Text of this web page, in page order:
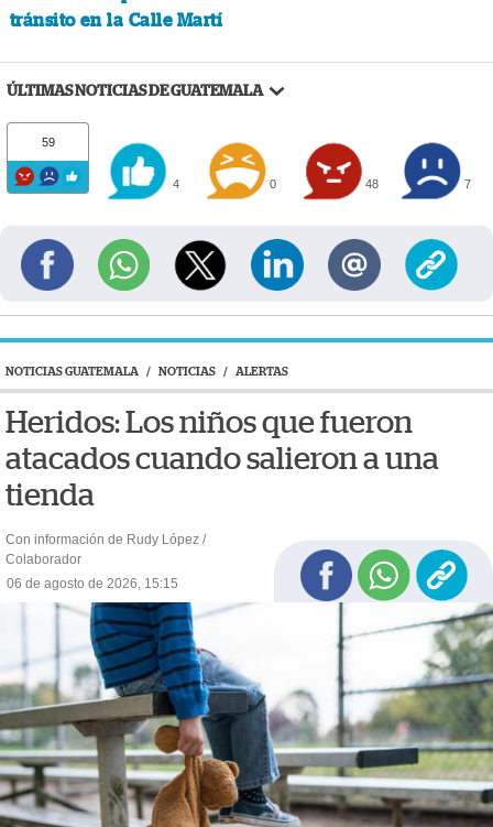
tránsito en la Calle Martí
ÚLTIMAS NOTICIAS DE GUATEMALA
59
4 0 48 7
NOTICIAS GUATEMALA / NOTICIAS / ALERTAS
Heridos: Los niños que fueron
atacados cuando salieron a una
tienda
Con información de Rudy López /
Colaborador
06 de agosto de 2026, 15:15